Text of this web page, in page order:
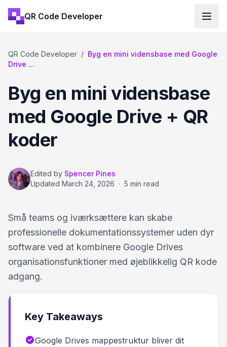
QR Code Developer
QR Code Developer / Byg en mini vidensbase med Google
Drive ...
Byg en mini vidensbase
med Google Drive + QR
koder
Edited by Spencer Pines
Updated March 24, 2026 · 5 min read
Små teams og iværksættere kan skabe
professionelle dokumentationssystemer uden dyr
software ved at kombinere Google Drives
organisationsfunktioner med øjeblikkelig QR kode
adgang.
Key Takeaways
Google Drives mappestruktur bliver dit